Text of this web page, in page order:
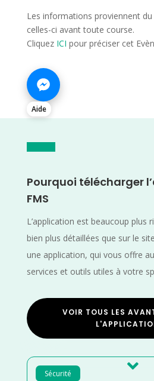
Les informations proviennent
celles-ci avant toute course.
Cliquez ICI pour préciser cet
Aide
Pourquoi télécharger
FMS
L’application est beaucoup plus
bien plus détaillées que sur le
une application, qui vous offre
services et outils utiles à votre
VOIR TOUS LES
Sécurité 